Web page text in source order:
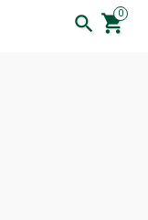
0

